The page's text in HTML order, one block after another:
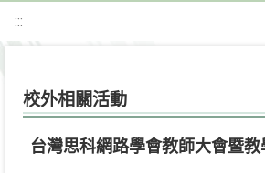
:::
校外相關活動
台灣思科網路學會教師大會暨